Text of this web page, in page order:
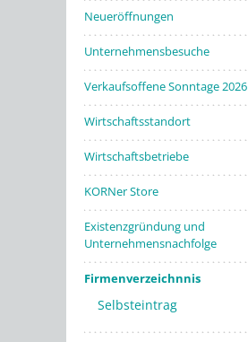
Neueröffnungen
Unternehmensbesuche
Verkaufsoffene Sonntage 2026
Wirtschaftsstandort
Wirtschaftsbetriebe
KORNer Store
Existenzgründung und
Unternehmensnachfolge
Firmenverzeichnnis
Selbsteintrag